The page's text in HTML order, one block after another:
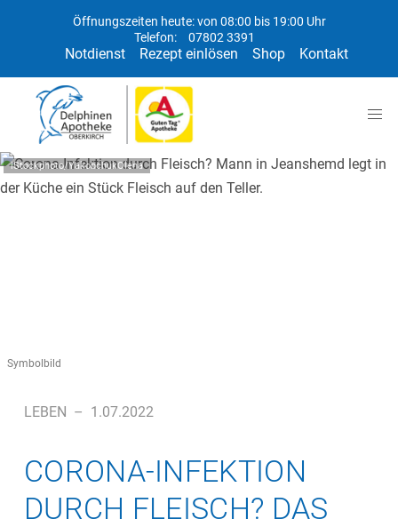
Öffnungszeiten heute: von 08:00 bis 19:00 Uhr
Telefon:
07802 3391
Notdienst Rezept einlösen Shop Kontakt
iStockphoto/YakobchukOlena
Symbolbild
LEBEN – 1.07.2022
CORONA-INFEKTION
DURCH FLEISCH? DAS